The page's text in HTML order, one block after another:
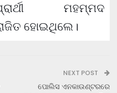
ମହମ୍ମଦ
ହୋଇଥିଲେ।
NEXT POST
ପୋଲିସ ଏନକାଉଣ୍ଟରରେ